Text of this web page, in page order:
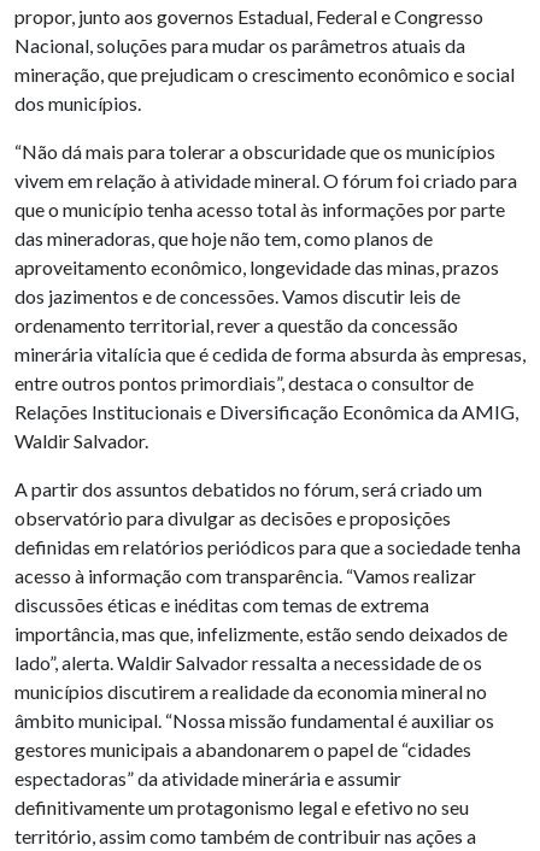
propor, junto aos governos Estadual, Federal e Congresso
Nacional, soluções para mudar os parâmetros atuais da
mineração, que prejudicam o crescimento econômico e social
dos municípios.
“Não dá mais para tolerar a obscuridade que os municípios
vivem em relação à atividade mineral. O fórum foi criado para
que o município tenha acesso total às informações por parte
das mineradoras, que hoje não tem, como planos de
aproveitamento econômico, longevidade das minas, prazos
dos jazimentos e de concessões. Vamos discutir leis de
ordenamento territorial, rever a questão da concessão
minerária vitalícia que é cedida de forma absurda às empresas,
entre outros pontos primordiais”, destaca o consultor de
Relações Institucionais e Diversificação Econômica da AMIG,
Waldir Salvador.
A partir dos assuntos debatidos no fórum, será criado um
observatório para divulgar as decisões e proposições
definidas em relatórios periódicos para que a sociedade tenha
acesso à informação com transparência. “Vamos realizar
discussões éticas e inéditas com temas de extrema
importância, mas que, infelizmente, estão sendo deixados de
lado”, alerta. Waldir Salvador ressalta a necessidade de os
municípios discutirem a realidade da economia mineral no
âmbito municipal. “Nossa missão fundamental é auxiliar os
gestores municipais a abandonarem o papel de “cidades
espectadoras” da atividade minerária e assumir
definitivamente um protagonismo legal e efetivo no seu
território, assim como também de contribuir nas ações a